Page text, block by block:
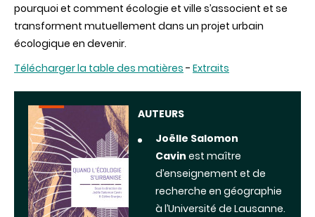
pourquoi et comment écologie et ville s’associent et se
transforment mutuellement dans un projet urbain
écologique en devenir.
Télécharger la table des matières - Extraits
AUTEURS
Joëlle Salomon
Cavin est maître
d’enseignement et de
recherche en géographie
à l’Université de Lausanne.